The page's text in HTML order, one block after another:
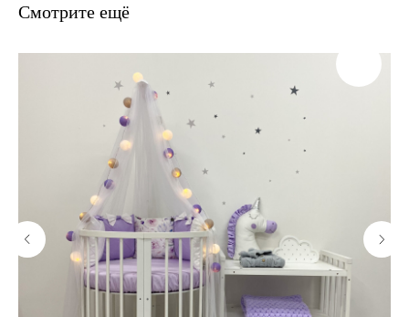
Смотрите ещё
Когда нужен заказ быстро, и ждать нет времени — у нас
есть готовые решения
В наличии, отправим
завтра